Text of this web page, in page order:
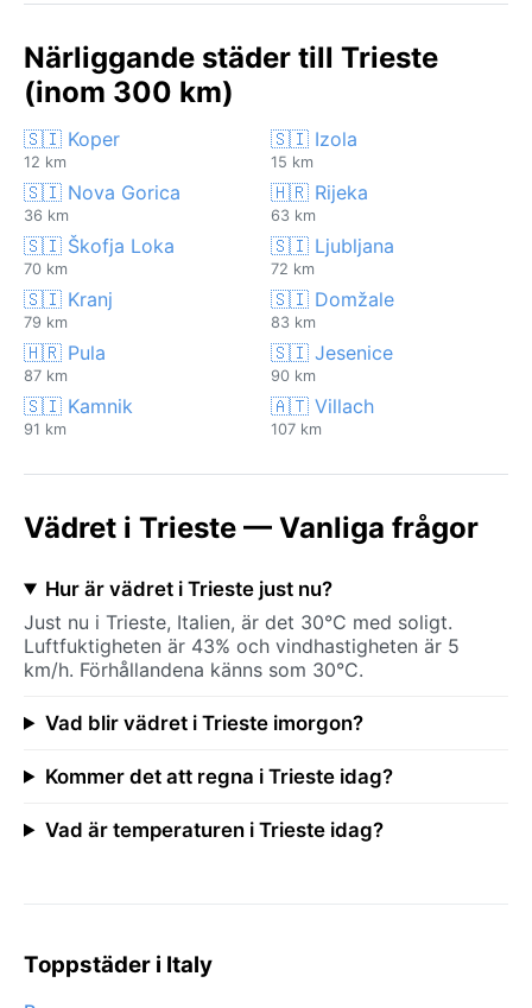
Närliggande städer till Trieste
(inom 300 km)
🇸🇮 Koper
12 km
🇸🇮 Izola
15 km
🇸🇮 Nova Gorica
36 km
🇭🇷 Rijeka
63 km
🇸🇮 Škofja Loka
70 km
🇸🇮 Ljubljana
72 km
🇸🇮 Kranj
79 km
🇸🇮 Domžale
83 km
🇭🇷 Pula
87 km
🇸🇮 Jesenice
90 km
🇸🇮 Kamnik
91 km
🇦🇹 Villach
107 km
Vädret i Trieste — Vanliga frågor
Hur är vädret i Trieste just nu?
Just nu i Trieste, Italien, är det 30°C med soligt.
Luftfuktigheten är 43% och vindhastigheten är 5
km/h. Förhållandena känns som 30°C.
Vad blir vädret i Trieste imorgon?
Kommer det att regna i Trieste idag?
Vad är temperaturen i Trieste idag?
Toppstäder i Italy